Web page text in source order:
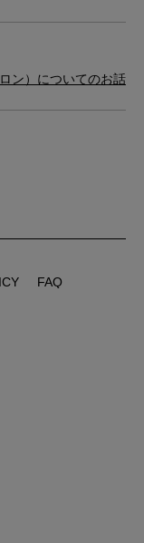
ン）についてのお話
FAQ